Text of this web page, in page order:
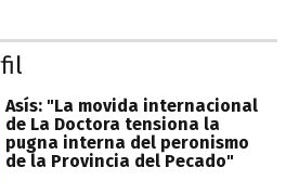
Asís: "La movida internacional
de La Doctora tensiona la
pugna interna del peronismo
de la Provincia del Pecado"